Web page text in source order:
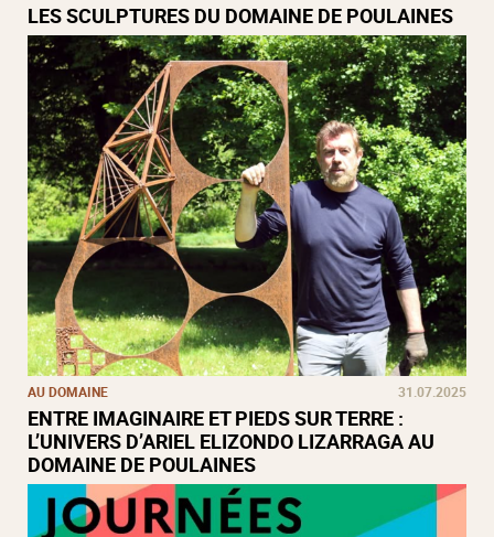
LES SCULPTURES DU DOMAINE DE POULAINES
AU DOMAINE 31.07.2025
ENTRE IMAGINAIRE ET PIEDS SUR TERRE :
L’UNIVERS D’ARIEL ELIZONDO LIZARRAGA AU
DOMAINE DE POULAINES